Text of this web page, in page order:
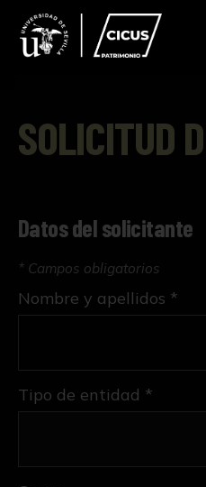
SOLICITUD
Datos del solicitante
* Campos obligatorios
Tipo de entidad *
Nombre y apellidos *